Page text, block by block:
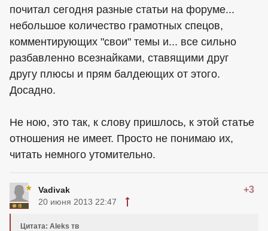
почитал сегодня разные статьи на форуме...
небольшое количество грамотных спецов,
комментирующих "свои" темы и... все сильно
разбавленно всезнайками, ставящими друг
другу плюсы и прям балдеющих от этого.
Досадно.
Не ною, это так, к слову пришлось, к этой статье
отношения не имеет. Просто не понимаю их,
читать немного утомительно.
Vadivak +3
20 июня 2013 22:47
Цитата: Aleks тв